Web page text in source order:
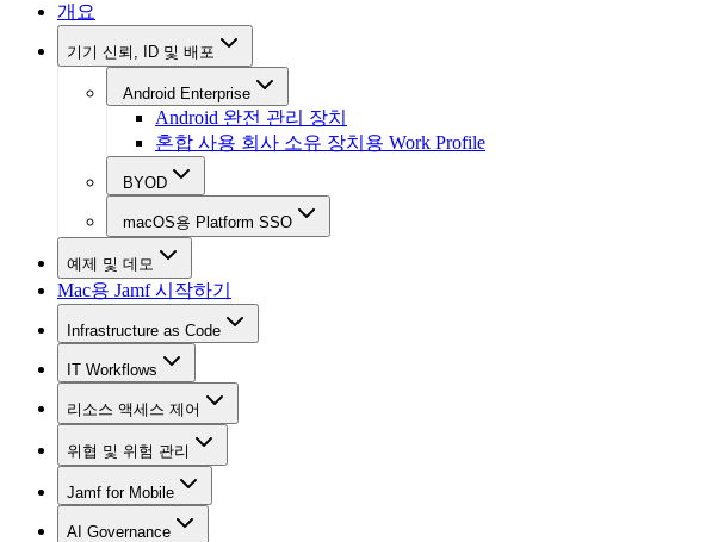
개요
기기 신뢰, ID 및 배포
Android Enterprise
Android 완전 관리 장치
혼합 사용 회사 소유 장치용 Work Profile
BYOD
macOS용 Platform SSO
예제 및 데모
Mac용 Jamf 시작하기
Infrastructure as Code
IT Workflows
리소스 액세스 제어
위협 및 위험 관리
Jamf for Mobile
AI Governance